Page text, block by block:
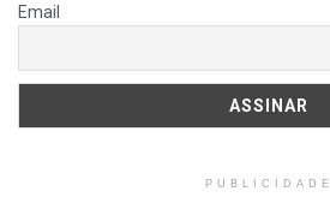
Email
PUBLICIDADE